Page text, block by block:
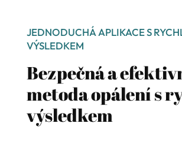
JEDNODUCHÁ APLIKACE S
VÝSLEDKEM
Bezpečná a
metoda opálení s
výsledkem